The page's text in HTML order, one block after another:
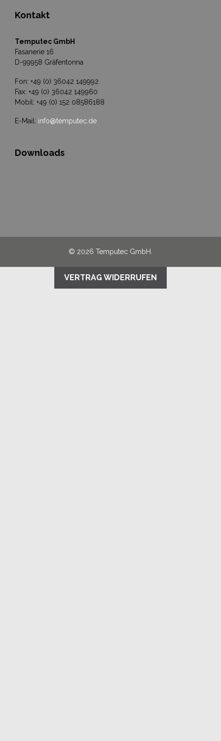
Kontakt
Temputec GmbH
Fasanerie 16
D-99958 Gräfentonna
Fon: +49 (0) 36042 149992
Fax: +49 (0) 36042 149960
Mobil: +49 (0) 152 08586188
E-Mail: info@temputec.de
Downloads
© 2026 Temputec GmbH.
VERTRAG WIDERRUFEN